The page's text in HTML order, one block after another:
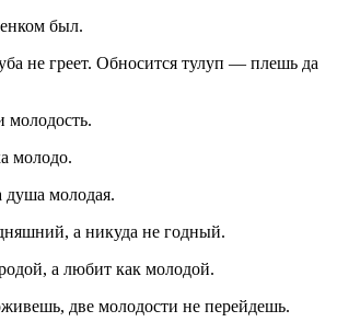
был.
не греет. Обносится тулуп — плешь да
молодость.
молодо.
душа молодая.
а никуда не годный.
а любит как молодой.
две молодости не перейдешь.